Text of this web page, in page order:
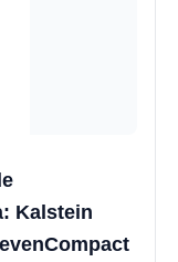
Kalstein